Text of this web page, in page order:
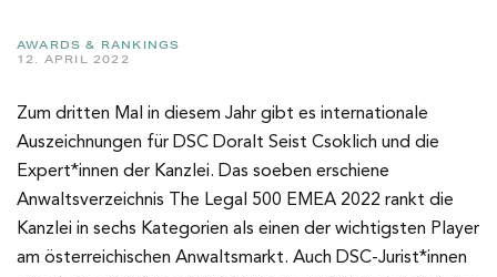
AWARDS & RANKINGS
12. APRIL 2022
Zum dritten Mal in diesem Jahr gibt es internationale
Auszeichnungen für DSC Doralt Seist Csoklich und die
Expert*innen der Kanzlei. Das soeben erschiene
Anwaltsverzeichnis The Legal 500 EMEA 2022 rankt die
Kanzlei in sechs Kategorien als einen der wichtigsten Player
am österreichischen Anwaltsmarkt. Auch DSC-Jurist*innen